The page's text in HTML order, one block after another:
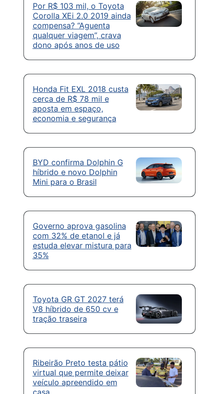
Por R$ 103 mil, o Toyota
Corolla XEi 2.0 2019 ainda
compensa? “Aguenta
qualquer viagem”, crava
dono após anos de uso
Honda Fit EXL 2018 custa
cerca de R$ 78 mil e
aposta em espaço,
economia e segurança
BYD confirma Dolphin G
híbrido e novo Dolphin
Mini para o Brasil
Governo aprova gasolina
com 32% de etanol e já
estuda elevar mistura para
35%
Toyota GR GT 2027 terá
V8 híbrido de 650 cv e
tração traseira
Ribeirão Preto testa pátio
virtual que permite deixar
veículo apreendido em
casa